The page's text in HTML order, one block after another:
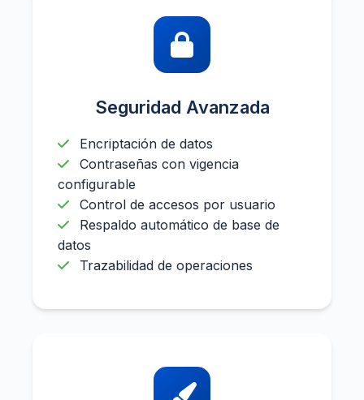
Seguridad Avanzada
Encriptación de datos
Contraseñas con vigencia
configurable
Control de accesos por usuario
Respaldo automático de base de
datos
Trazabilidad de operaciones